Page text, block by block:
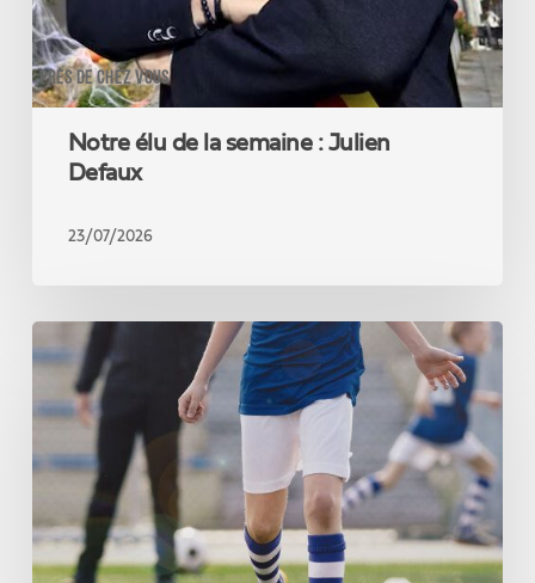
PRÈS DE CHEZ VOUS
Notre élu de la semaine : Julien
Defaux
23/07/2026
de
chez
vous :
les
subsides
sportifs
se
voient